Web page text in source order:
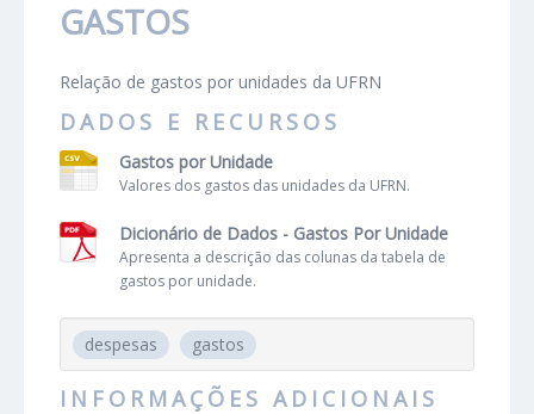
GASTOS
Relação de gastos por unidades da UFRN
DADOS E RECURSOS
Gastos por Unidade
Valores dos gastos das unidades da UFRN.
Dicionário de Dados - Gastos Por Unidade
Apresenta a descrição das colunas da tabela de
gastos por unidade.
despesas gastos
INFORMAÇÕES ADICIONAIS